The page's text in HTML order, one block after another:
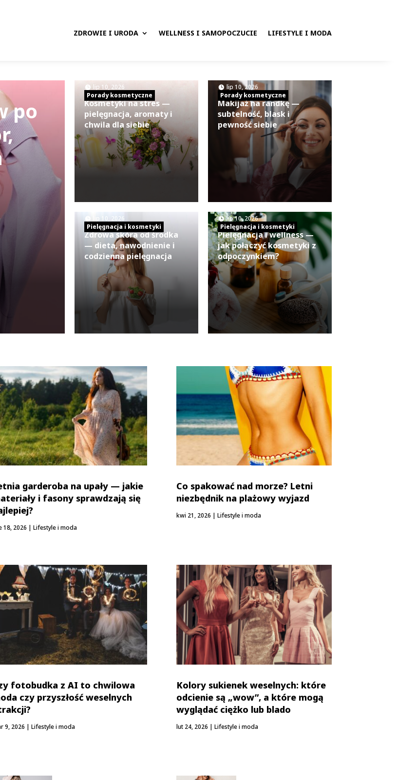
ZDROWIE I URODA WELLNESS I SAMOPOCZUCIE LIFESTYLE I MODA
po
Kosmetyki na stres —
pielęgnacja, aromaty i
chwila dla siebie
lip 10, 2026
Porady kosmetyczne
Makijaż na randkę —
subtelność, blask i
pewność siebie
lip 10, 2026|
Porady kosmetyczne
Zdrowa skóra od środka
— dieta, nawodnienie i
codzienna pielęgnacja
lip 10, 2026
Pielęgnacja i kosmetyki
Pielęgnacja i wellness —
jak połączyć kosmetyki z
odpoczynkiem?
lip 10, 2026|
Pielęgnacja i kosmetyki
garderoba na upały — jakie
i fasony sprawdzają się
18, 2026 | Lifestyle i moda
fotobudka z AI to chwilowa
czy przyszłość weselnych
9, 2026 | Lifestyle i moda
Co spakować nad morze? Letni
niezbędnik na plażowy wyjazd
kwi 21, 2026 | Lifestyle i moda
Kolory sukienek weselnych: które
odcienie są „wow”, a które mogą
wyglądać ciężko lub blado
lut 24, 2026 | Lifestyle i moda